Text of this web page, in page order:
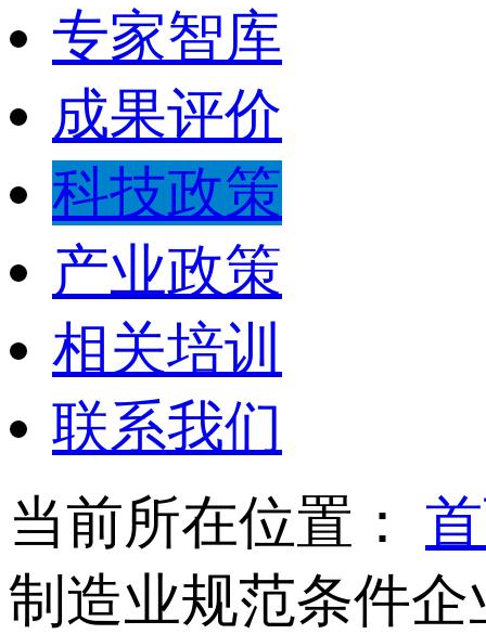
专家智库
成果评价
科技政策
产业政策
相关培训
联系我们
当前所在位置：
制造业规范条件企